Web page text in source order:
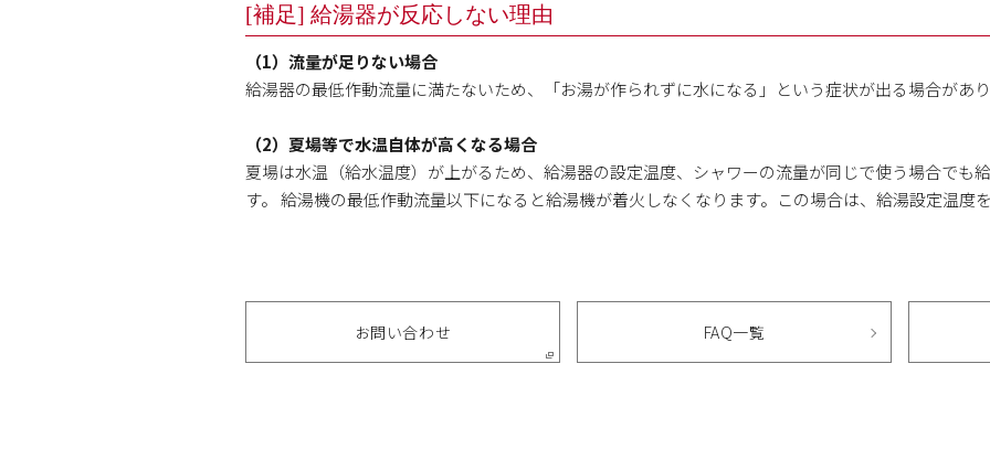
[補足] 給湯器が反応しない理由
（1）流量が足りない場合
給湯器の最低作動流量に満たないため、「お湯が作られずに水になる」という症状が出る場合があり
（2）夏場等で水温自体が高くなる場合
夏場は水温（給水温度）が上がるため、給湯器の設定温度、シャワーの流量が同じで使う場合でも
す。 給湯機の最低作動流量以下になると給湯機が着火しなくなります。この場合は、給湯設定温度
お問い合わせ FAQ一覧